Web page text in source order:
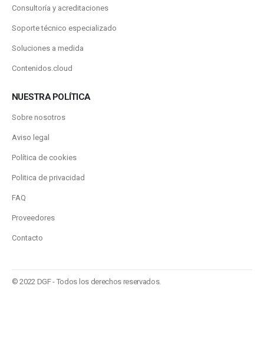
Consultoría y acreditaciones
Soporte técnico especializado
Soluciones a medida
Contenidos.cloud
NUESTRA POLÍTICA
Sobre nosotros
Aviso legal
Política de cookies
Politica de privacidad
FAQ
Proveedores
Contacto
© 2022 DGF - Todos los derechos reservados.